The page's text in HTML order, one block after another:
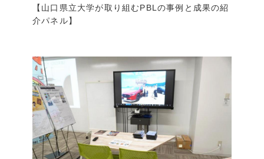
【山口県立大学が取り組むPBLの事例と成果の紹
介パネル】